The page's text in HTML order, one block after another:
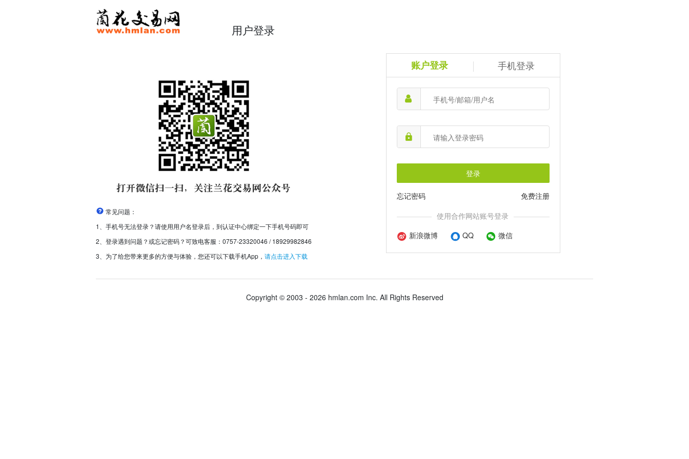
用户登录
常见问题：
1、手机号无法登录？请使用用户名登录后，到认证中心绑定一下手机号码即可
2、登录遇到问题？或忘记密码？可致电客服：0757-23320046 / 18929982846
3、为了给您带来更多的方便与体验，您还可以下载手机App， 请点击进入下载
账户登录 手机登录
登录
免费注册
忘记密码
使用合作网站账号登录
新浪微博
QQ 微信
Copyright © 2003 - 2026 hmlan.com Inc. All Rights Reserved